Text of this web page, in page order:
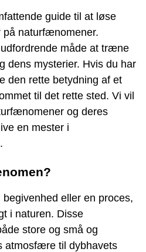
guide til at løse
på naturfænomener.
måde at træne
dens mysterier. Hvis du har
den rette betydning af et
til det rette sted. Vi vil
og deres
en mester i
eller en proces,
i naturen. Disse
store og små og
atmosfære til dybhavets